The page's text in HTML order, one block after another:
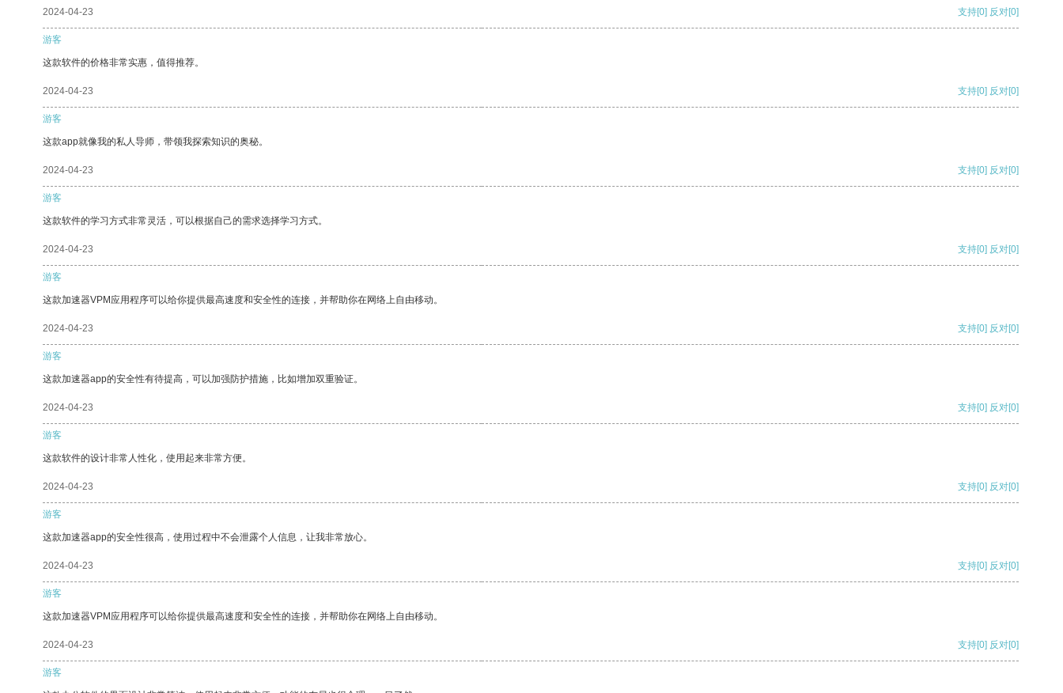
2024-04-23 支持[0] 反对[0]
游客
这款软件的价格非常实惠，值得推荐。
2024-04-23 支持[0] 反对[0]
游客
这款app就像我的私人导师，带领我探索知识的奥秘。
2024-04-23 支持[0] 反对[0]
游客
这款软件的学习方式非常灵活，可以根据自己的需求选择学习方式。
2024-04-23 支持[0] 反对[0]
游客
这款加速器VPM应用程序可以给你提供最高速度和安全性的连接，并帮助你在网络上自由移动。
2024-04-23 支持[0] 反对[0]
游客
这款加速器app的安全性有待提高，可以加强防护措施，比如增加双重验证。
2024-04-23 支持[0] 反对[0]
游客
这款软件的设计非常人性化，使用起来非常方便。
2024-04-23 支持[0] 反对[0]
游客
这款加速器app的安全性很高，使用过程中不会泄露个人信息，让我非常放心。
2024-04-23 支持[0] 反对[0]
游客
这款加速器VPM应用程序可以给你提供最高速度和安全性的连接，并帮助你在网络上自由移动。
2024-04-23 支持[0] 反对[0]
游客